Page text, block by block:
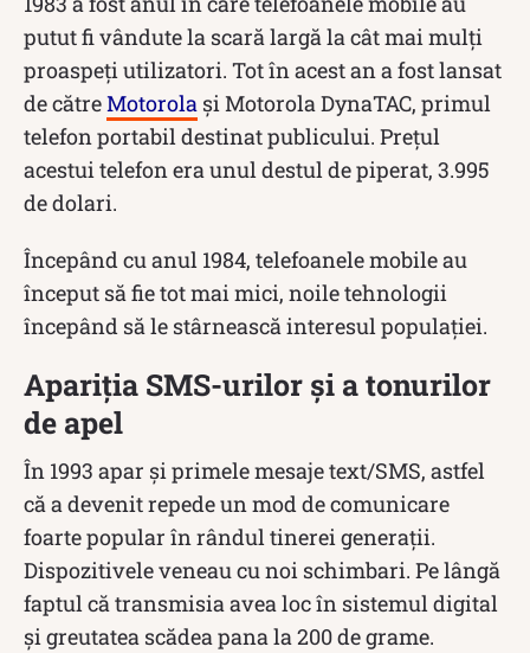
putut fi vândute la scară largă la cât mai mulți
proaspeți utilizatori. Tot în acest an a fost lansat
de cătreMotorola și Motorola DynaTAC, primul
telefon portabil destinat publicului. Prețul
acestui telefon era unul destul de piperat, 3.995
de dolari.
Începând cu anul 1984, telefoanele mobile au
început să fie tot mai mici, noile tehnologii
începând să le stârnească interesul populației.
Apariția SMS-urilor și a tonurilor
de apel
În 1993 apar și primele mesaje text/SMS, astfel
că a devenit repede un mod de comunicare
foarte popular în rândul tinerei generații.
Dispozitivele veneau cu noi schimbari. Pe lângă
faptul că transmisia avea loc în sistemul digital
și greutatea scădea pana la 200 de grame.